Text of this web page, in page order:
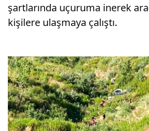
şartlarında uçuruma inerek
kişilere ulaşmaya çalıştı.